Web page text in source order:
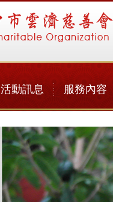
活動訊息 服務內容